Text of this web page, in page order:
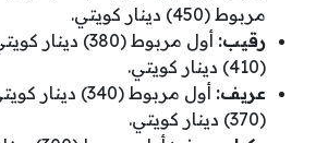
مربوط (450) دينار كويتي.
رقيب:
أول مربوط (380)
(410) دينار كويتي.
عريف:
أول مربوط (340)
(370) دينار كويتي.